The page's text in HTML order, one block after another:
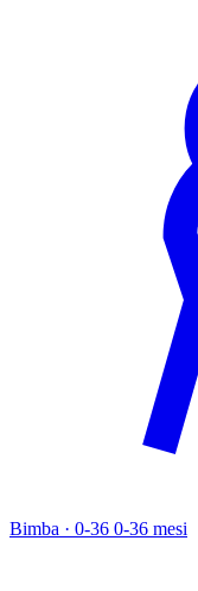
Bimba · 0-36 0-36 mesi